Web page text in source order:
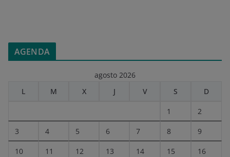
AGENDA
agosto 2026
L
M X J V S D
1 2
3 4 5 6 7 8 9
10 11 12 13 14 15 16